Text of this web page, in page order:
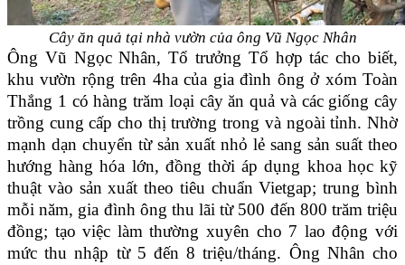
Cây ăn quả tại nhà vườn của ông Vũ Ngọc Nhân
Ông Vũ Ngọc Nhân, Tổ trưởng Tổ hợp tác cho biết,
khu vườn rộng trên 4ha của gia đình ông ở xóm Toàn
Thắng 1 có hàng trăm loại cây ăn quả và các giống cây
trồng cung cấp cho thị trường trong và ngoài tỉnh. Nhờ
mạnh dạn chuyển từ sản xuất nhỏ lẻ sang sản suất theo
hướng hàng hóa lớn, đồng thời áp dụng khoa học kỹ
thuật vào sản xuất theo tiêu chuẩn Vietgap; trung bình
mỗi năm, gia đình ông thu lãi từ 500 đến 800 trăm triệu
đồng; tạo việc làm thường xuyên cho 7 lao động với
mức thu nhập từ 5 đến 8 triệu/tháng. Ông Nhân cho